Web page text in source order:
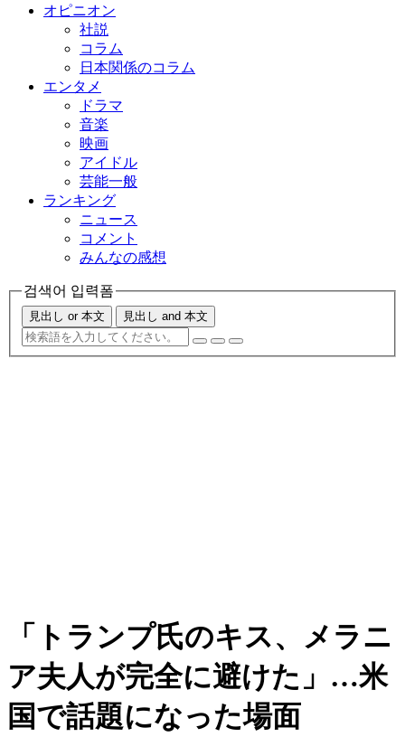
オピニオン
社説
コラム
日本関係のコラム
エンタメ
ドラマ
音楽
映画
アイドル
芸能一般
ランキング
ニュース
コメント
みんなの感想
검색어 입력폼
見出し or 本文 見出し and 本文
「トランプ氏のキス、メラニ
ア夫人が完全に避けた」…米
国で話題になった場面